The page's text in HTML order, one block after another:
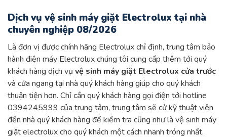
Dịch vụ vệ sinh máy giặt Electrolux tại nhà
chuyên nghiệp 08/2026
Là đơn vị được chính hãng Electrolux chỉ định, trung tâm bảo
hành điện máy Electrolux chúng tôi cung cấp thêm tới quý
khách hàng dịch vụ vệ sinh máy giặt Electrolux cửa trước
và cửa ngang tại nhà quý khách hàng giúp cho quý khách
thuận tiện hơn. Chỉ cần quý khách hàng gọi điện tới hotline
0394245999 của trung tâm, trung tâm sẽ cử kỹ thuật viên
đến nhà quý khách hàng để kiểm tra cũng như là vệ sinh máy
giặt electrolux cho quý khách một cách nhanh tróng nhất.